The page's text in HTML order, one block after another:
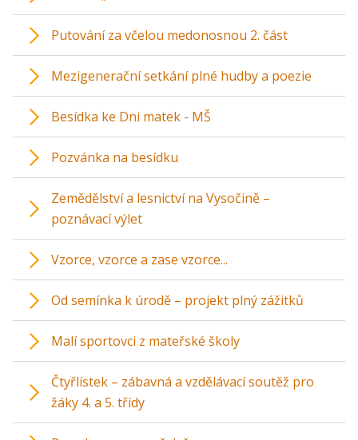
Putování za včelou medonosnou 2. část
Mezigenerační setkání plné hudby a poezie
Besídka ke Dni matek - MŠ
Pozvánka na besídku
Zemědělství a lesnictví na Vysočině –
poznávací výlet
Vzorce, vzorce a zase vzorce...
Od semínka k úrodě – projekt plný zážitků
Malí sportovci z mateřské školy
Čtyřlístek – zábavná a vzdělávací soutěž pro
žáky 4. a 5. třídy